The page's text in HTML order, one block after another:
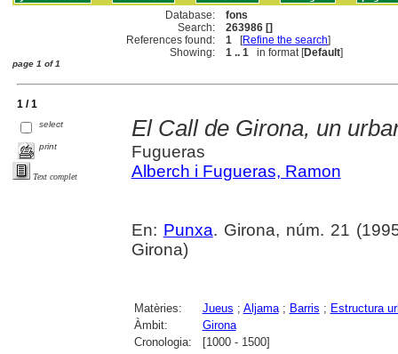
Database:
fons
Search:
263986 []
References found:
1 [Refine the search]
Showing:
1 .. 1 in format [Default]
page 1 of 1
1 / 1
select
print
Text complet
El Call de Girona, un
Fugueras
Alberch i Fugueras, Ramon
En: Punxa. Girona, núm. 21
Girona)
Matèries: Jueus ; Aljama; Barris ; Estructura
Àmbit:
Girona
Cronologia:
[1000 - 1500]